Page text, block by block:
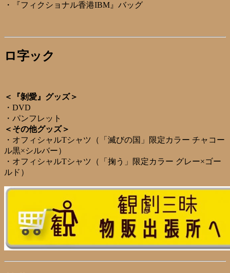
・『フィクショナル香港IBM』バッグ
ロ字ック
＜『剝愛』グッズ＞
・DVD
・パンフレット
＜その他グッズ＞
・オフィシャルTシャツ（「滅びの国」限定カラー チャコー
ル黒×シルバー）
・オフィシャルTシャツ（「掬う」限定カラー グレー×ゴー
ルド）